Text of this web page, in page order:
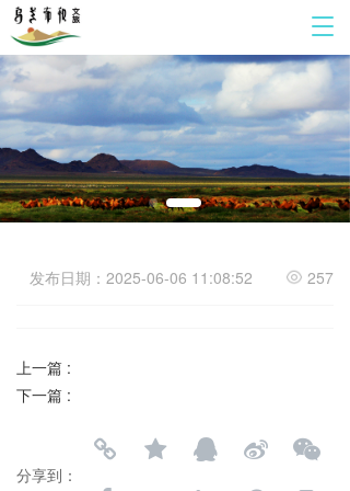
T
g
l
e
n
a
v
i
a
t
发布日期：2025-06-06 11:08:52 257
上一篇 :
下一篇 :
分享到：